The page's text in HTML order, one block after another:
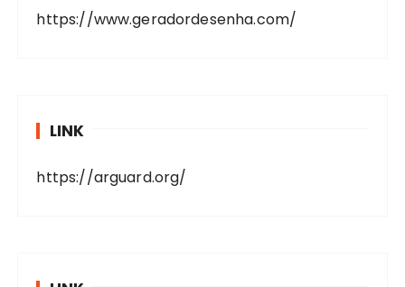
https://www.geradordesenha.com/
LINK
https://arguard.org/